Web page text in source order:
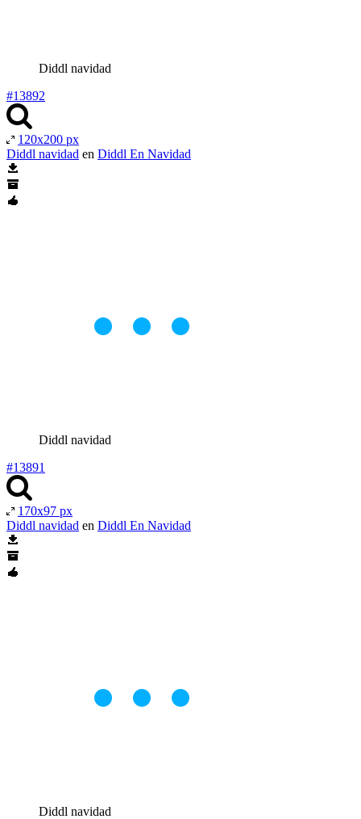
Diddl navidad
#13892
120x200 px
Diddl navidad en Diddl En Navidad
Diddl navidad
#13891
170x97 px
Diddl navidad en Diddl En Navidad
Diddl navidad